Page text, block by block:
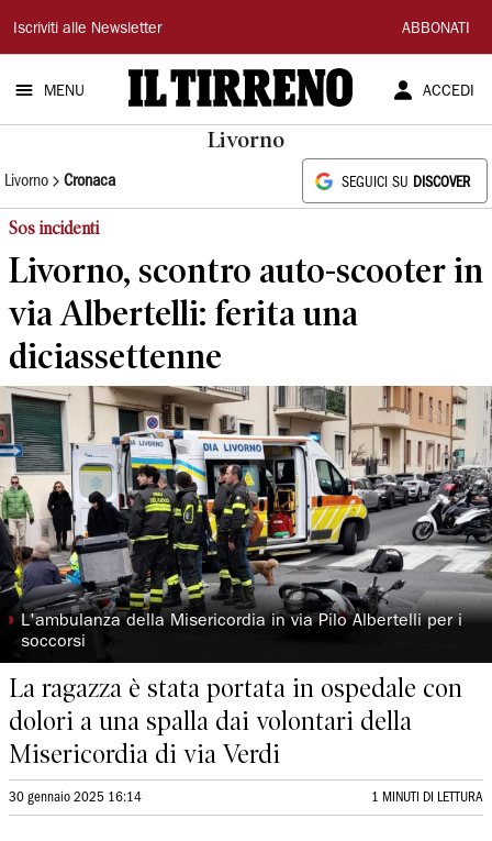
Il
Tirreno
Iscriviti alle Newsletter ABBONATI
MENU ACCEDI
Livorno
Livorno Cronaca SEGUICI SU DISCOVER
Sos incidenti
Livorno, scontro auto-scooter in
via Albertelli: ferita una
diciassettenne
◗ L'ambulanza della Misericordia in via Pilo Albertelli per i
soccorsi
La ragazza è stata portata in ospedale con
dolori a una spalla dai volontari della
Misericordia di via Verdi
30 gennaio 2025 16:14 1 MINUTI DI LETTURA